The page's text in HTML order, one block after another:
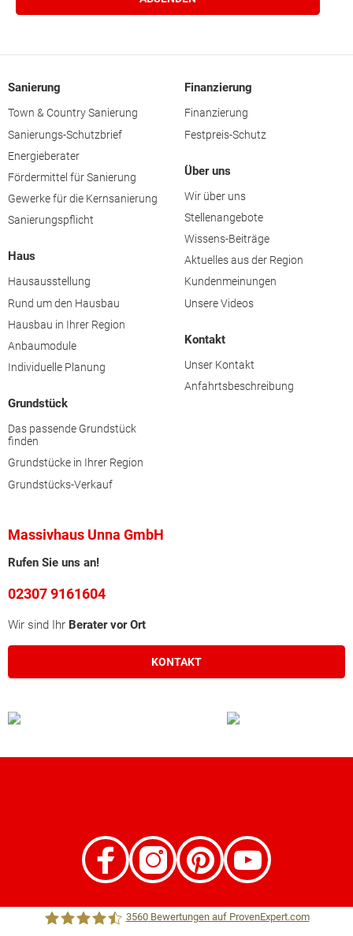
Sanierung
Town & Country Sanierung
Sanierungs-Schutzbrief
Energieberater
Fördermittel für Sanierung
Gewerke für die Kernsanierung
Sanierungspflicht
Haus
Hausausstellung
Rund um den Hausbau
Hausbau in Ihrer Region
Anbaumodule
Individuelle Planung
Grundstück
Das passende Grundstück
finden
Grundstücke in Ihrer Region
Grundstücks-Verkauf
Finanzierung
Finanzierung
Festpreis-Schutz
Über uns
Wir über uns
Stellenangebote
Wissens-Beiträge
Aktuelles aus der Region
Kundenmeinungen
Unsere Videos
Kontakt
Unser Kontakt
Anfahrtsbeschreibung
Massivhaus Unna GmbH
Rufen Sie uns an!
02307 9161604
Wir sind Ihr Berater vor Ort
KONTAKT
3560Bewertungen auf ProvenExpert.com